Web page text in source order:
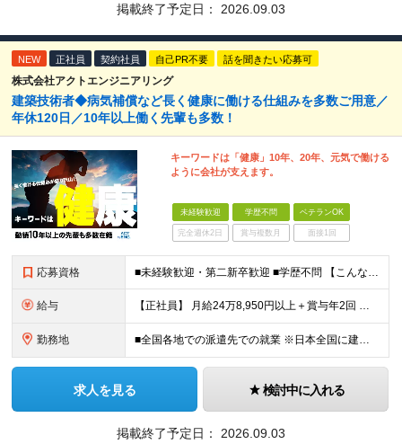
掲載終了予定日： 2026.09.03
NEW 正社員 契約社員 自己PR不要 話を聞きたい応募可
株式会社アクトエンジニアリング
建築技術者◆病気補償など長く健康に働ける仕組みを多数ご用意／
年休120日／10年以上働く先輩も多数！
キーワードは「健康」10年、20年、元気で働ける
ように会社が支えます。
未経験歓迎 学歴不問 ベテランOK
完全週休2日 賞与複数月 面接1回
応募資格 ■未経験歓迎・第二新卒歓迎 ■学歴不問 【こんな方はぜひご応募ください】 ■大手ゼネコンのプロジェクトに関わってみたい ■福利厚生が整った会社で働きたい ■年収アップを狙いたい ■スケールの大きな仕
給与 【正社員】 月給24万8,950円以上＋賞与年2回 ※年齢・経験・スキル等を考慮の上、当社規定により決定します。 ※残業代、通勤交通費は別途全額支給しています。 【契約社員】 月給28万2,080円
勤務地 ■全国各地での派遣先での就業 ※日本全国に建設技術者のニーズがあります。U・Iターン希望の方も歓迎しておりますので、ご希望を気軽にお聞かせください。 ◆本社／東京都港区赤坂3-8-15 THE AK
求人を見る 検討中に入れる
掲載終了予定日： 2026.09.03